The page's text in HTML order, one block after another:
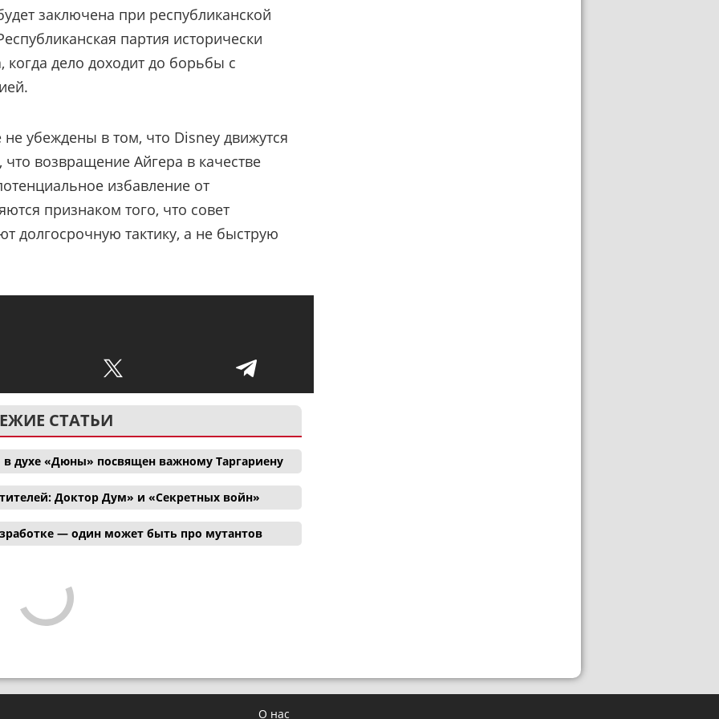
заключена при республиканской
партия исторически
когда дело доходит до борьбы с
убеждены в том, что Disney движутся
возвращение Айгера в качестве
избавление от
признаком того, что совет
долгосрочную тактику, а не быструю
СТАТЬИ
духе «Дюны» посвящен важному Таргариену
Доктор Дум» и «Секретных войн»
— один может быть про мутантов
О нас